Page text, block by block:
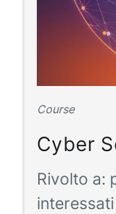
Course
Cyber
Rivolto a: